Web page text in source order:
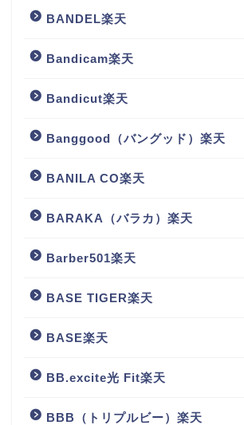
BANDEL楽天
Bandicam楽天
Bandicut楽天
Banggood（バングッド）楽天
BANILA CO楽天
BARAKA（バラカ）楽天
Barber501楽天
BASE TIGER楽天
BASE楽天
BB.excite光 Fit楽天
BBB（トリプルビー）楽天